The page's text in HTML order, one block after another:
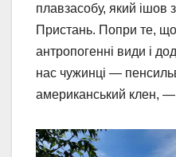
плавзасобу, який ішов
Пристань. Попри те,
антропогенні види і
нас чужинці —
американський клен, —